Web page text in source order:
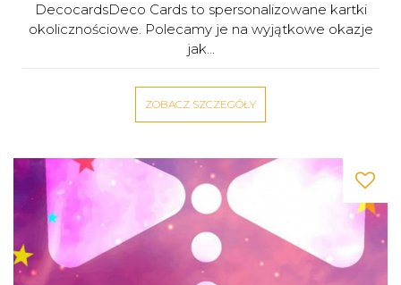
DecocardsDeco Cards to spersonalizowane kartki
okolicznościowe. Polecamy je na wyjątkowe okazje
jak...
ZOBACZ SZCZEGÓŁY